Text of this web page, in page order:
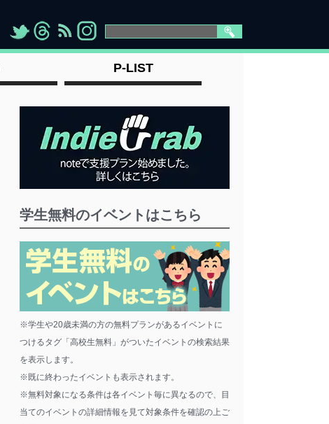
"> "> "> " >
P-LIST
学生無料のイベントはこちら
※学生や20歳未満の方の無料プランがあるイベントに
つけるタグ「高校生無料」がついたイベントの検索結果
を表示します。
※既に終わったイベントも表示されます。
※無料対象になる条件は各イベント毎に異なるので、目
当てのイベントの詳細情報を見て対象条件を確認の上ご